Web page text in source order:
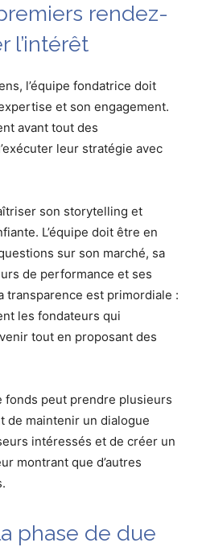
rendez-
l’intérêt
l’équipe fondatrice doit
et son engagement.
avant tout des
leur stratégie avec
son storytelling et
L’équipe doit être en
sur son marché, sa
de performance et ses
transparence est primordiale :
les fondateurs qui
tout en proposant des
fonds peut prendre plusieurs
de maintenir un dialogue
intéressés et de créer un
montrant que d’autres
phase de due